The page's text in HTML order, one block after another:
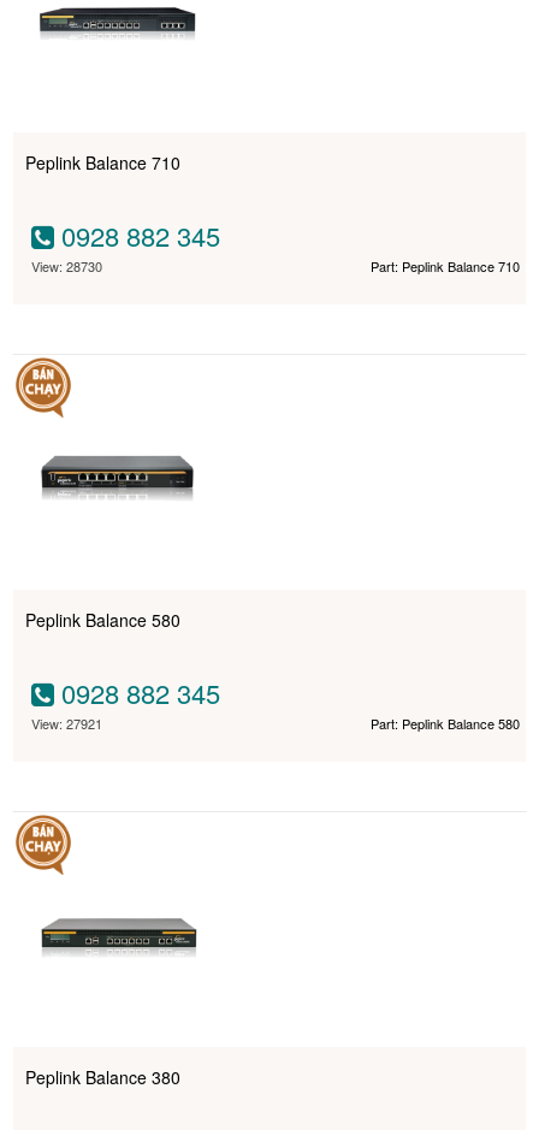
Peplink Balance 710
0928 882 345
View: 28730 Part: Peplink Balance 710
Peplink Balance 580
0928 882 345
View: 27921 Part: Peplink Balance 580
Peplink Balance 380